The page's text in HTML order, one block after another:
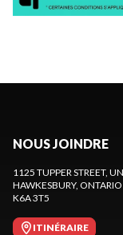
NOUS JOINDRE
1125 TUPPER STREET,
HAWKESBURY, ONTARIO
K6A 3T5
ITINÉRAIRE